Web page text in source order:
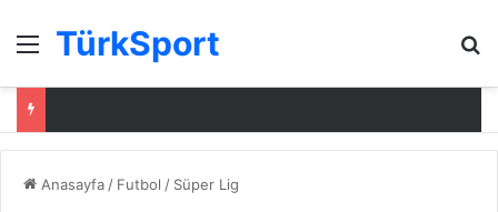
Menü
TürkSport
Anasayfa / Futbol / Süper Lig